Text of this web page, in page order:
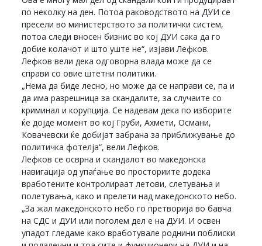
по неколку на ден. Потоа раководството на ДУИ се
пресели во министерството за политички систем,
потоа следи вносен бизнис во кој ДУИ сака да го
добие колачот и што уште не“, изјави Лефков.
Лефков вели дека одговорна влада може да се
справи со овие штетни политики.
„Нема да биде лесно, но може да се направи се, па и
да има разрешница за скандалите, за случаите со
криминал и корупција. Се надевам дека по изборите
ќе дојде момент во кој Груби, Ахмети, Османи,
Ковачевски ќе добијат забрана за приближување до
политичка фотелја“, вели Лефков.
Лефков се осврна и скандалот во македонска
навигација од упаѓање во просториите додека
вработените контролираат летови, слетувања и
полетувања, како и прелети над македонското небо.
„За жал македонското небо го претворија во бавча
на СДС и ДУИ или поголем дел е на ДУИ. И освен
упадот гледаме како вработувале роднини поблиски